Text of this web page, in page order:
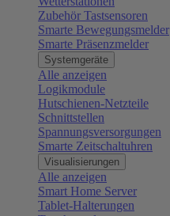
Zubehör Tastsensoren
Smarte Bewegungsmelder
Smarte Präsenzmelder
Systemgeräte
Alle anzeigen
Logikmodule
Hutschienen-Netzteile
Schnittstellen
Spannungsversorgungen
Smarte Zeitschaltuhren
Visualisierungen
Alle anzeigen
Smart Home Server
Tablet-Halterungen